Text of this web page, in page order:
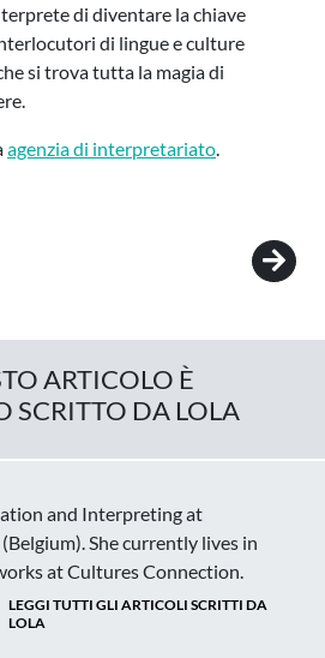
di diventare la chiave
di lingue e culture
si trova tutta la magia di
agenzia di interpretariato
ARTICOLO È
SCRITTO DA LOLA
and Interpreting at
She currently lives in
at Cultures Connection.
LEGGI TUTTI GLI ARTICOLI SCRITTI DA
LOLA